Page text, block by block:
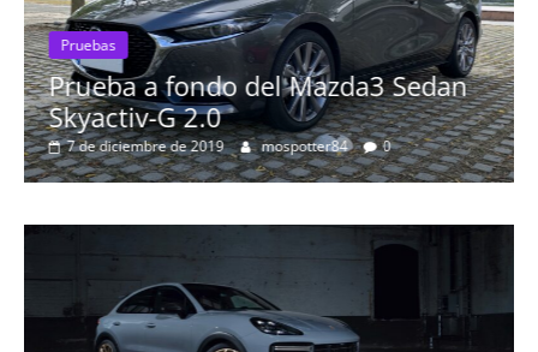
del Mazda3 Sedan
mospotter84 0
Pruebas
Probamos el
más
8 de septiembre de 2019